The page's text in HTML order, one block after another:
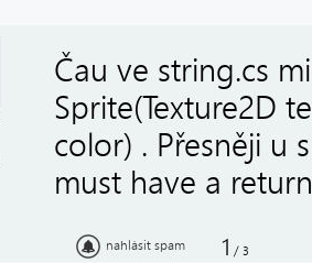
Čau ve string.cs
Sprite(Texture2D
color) . Přesněji u
must have a
nahlásit spam 1 / 3